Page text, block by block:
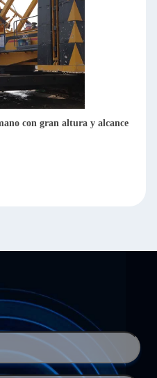
con gran altura y alcance